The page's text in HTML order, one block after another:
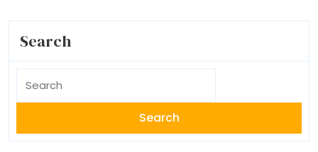
Search
for: